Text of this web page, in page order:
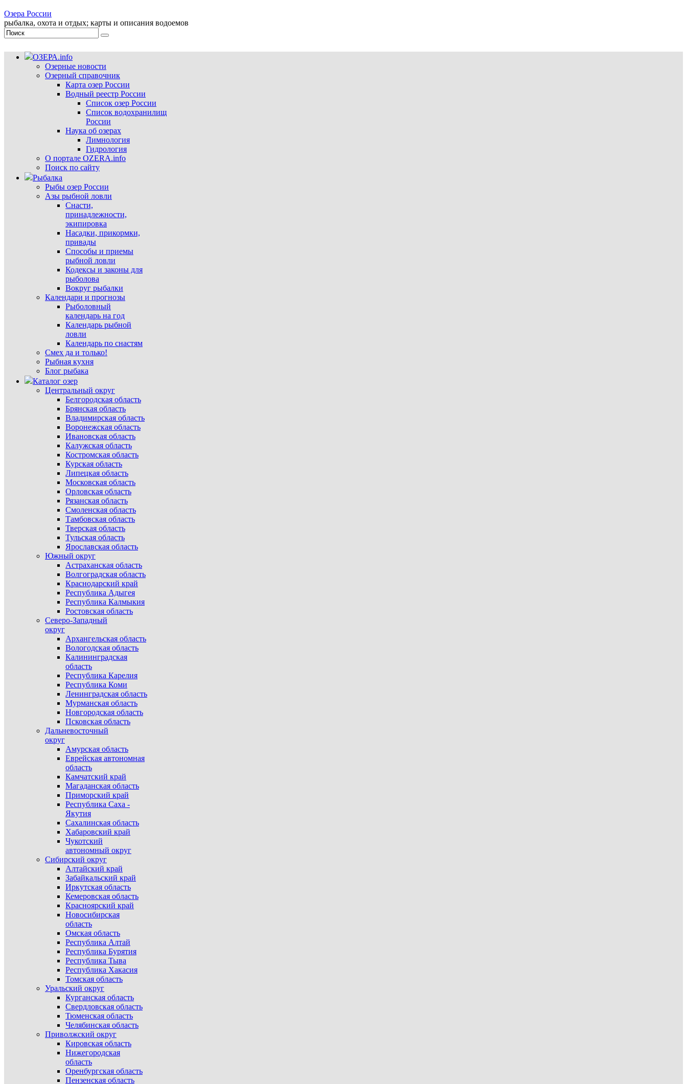
Озера России
рыбалка, охота и отдых; карты и описания водоемов
ОЗЕРА.info
Озерные новости
Озерный справочник
Карта озер России
Водный реестр России
Список озер России
Список водохранилищ
России
Наука об озерах
Лимнология
Гидрология
О портале OZERA.info
Поиск по сайту
Рыбалка
Рыбы озер России
Азы рыбной ловли
Снасти,
принадлежности,
экипировка
Насадки, прикормки,
привады
Способы и приемы
рыбной ловли
Кодексы и законы для
рыболова
Вокруг рыбалки
Календари и прогнозы
Рыболовный
календарь на год
Календарь рыбной
ловли
Календарь по снастям
Смех да и только!
Рыбная кухня
Блог рыбака
Каталог озер
Центральный округ
Белгородская область
Брянская область
Владимирская область
Воронежская область
Ивановская область
Калужская область
Костромская область
Курская область
Липецкая область
Московская область
Орловская область
Рязанская область
Смоленская область
Тамбовская область
Тверская область
Тульская область
Ярославская область
Южный округ
Астраханская область
Волгоградская область
Краснодарский край
Республика Адыгея
Республика Калмыкия
Ростовская область
Северо-Западный
округ
Архангельская область
Вологодская область
Калининградская
область
Республика Карелия
Республика Коми
Ленинградская область
Мурманская область
Новгородская область
Псковская область
Дальневосточный
округ
Амурская область
Еврейская автономная
область
Камчатский край
Магаданская область
Приморский край
Республика Саха -
Якутия
Сахалинская область
Хабаровский край
Чукотский
автономный округ
Сибирский округ
Алтайский край
Забайкальский край
Иркутская область
Кемеровская область
Красноярский край
Новосибирская
область
Омская область
Республика Алтай
Республика Бурятия
Республика Тыва
Республика Хакасия
Томская область
Уральский округ
Курганская область
Свердловская область
Тюменская область
Челябинская область
Приволжский округ
Кировская область
Нижегородская
область
Оренбургская область
Пензенская область